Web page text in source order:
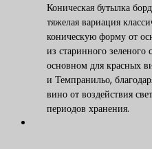
Коническая бутылка
тяжелая вариация
коническую форму от
из старинного зеленого
основном для красных
и Темпранильо,
вино от воздействия
периодов хранения.